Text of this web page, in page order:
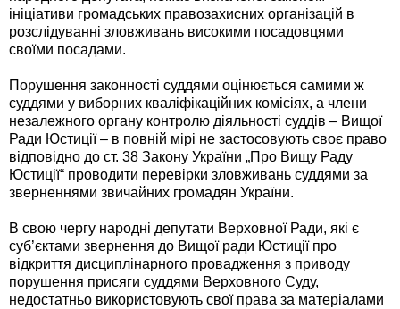
ініціативи громадських правозахисних організацій в
розслідуванні зловживань високими посадовцями
своїми посадами.
Порушення законності суддями оцінюється самими ж
суддями у виборних кваліфікаційних комісіях, а члени
незалежного органу контролю діяльності суддів – Вищої
Ради Юстиції – в повній мірі не застосовують своє право
відповідно до ст. 38 Закону України „Про Вищу Раду
Юстиції“ проводити перевірки зловживань суддями за
зверненнями звичайних громадян України.
В свою чергу народні депутати Верховної Ради, які є
суб’єктами звернення до Вищої ради Юстиції про
відкриття дисциплінарного провадження з приводу
порушення присяги суддями Верховного Суду,
недостатньо використовують свої права за матеріалами